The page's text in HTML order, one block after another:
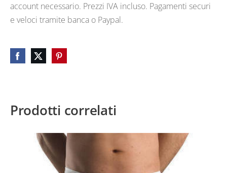
account necessario. Prezzi IVA incluso. Pagamenti securi
e veloci tramite banca o Paypal.
Prodotti correlati